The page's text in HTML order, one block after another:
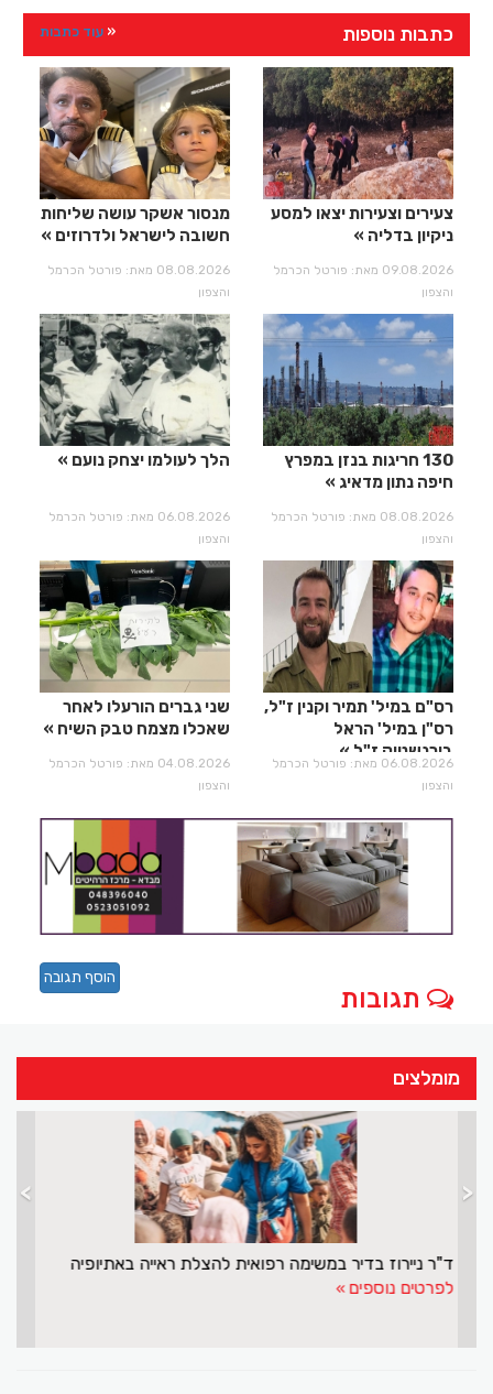
כתבות נוספות עוד כתבות
צעירים וצעירות יצאו למסע
ניקיון בדליה
09.08.2026 מאת: פורטל הכרמל
והצפון
מנסור אשקר עושה שליחות
חשובה לישראל ולדרוזים
08.08.2026 מאת: פורטל הכרמל
והצפון
130 חריגות בנזן במפרץ
חיפה נתון מדאיג
08.08.2026 מאת: פורטל הכרמל
והצפון
הלך לעולמו יצחק נועם
06.08.2026 מאת: פורטל הכרמל
והצפון
רס"ם במיל' תמיר וקנין ז"ל,
רס"ן במיל' הראל
בירנשטוק ז"ל
06.08.2026 מאת: פורטל הכרמל
והצפון
שני גברים הורעלו לאחר
שאכלו מצמח טבק השיח
04.08.2026 מאת: פורטל הכרמל
והצפון
תגובות
הוסף תגובה
מומלצים
מותאמת מציאות
נוספים
> <